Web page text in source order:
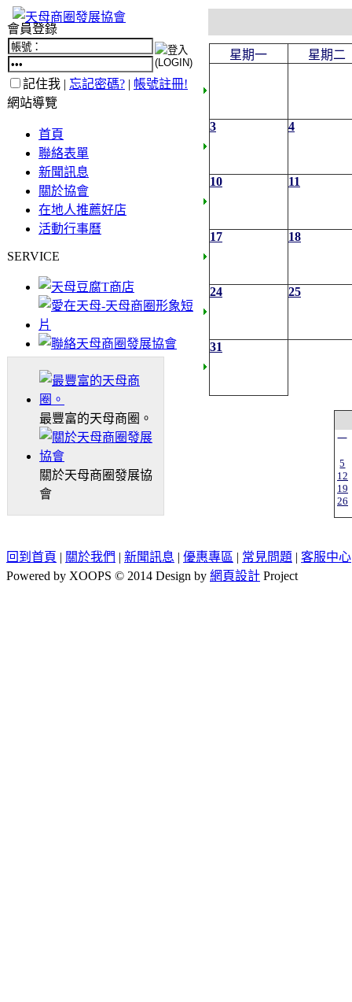
會員登錄
記住我 | 忘記密碼? | 帳號註冊!
網站導覽
首頁
聯絡表單
新聞訊息
關於協會
在地人推薦好店
活動行事曆
SERVICE
最豐富的天母商圈。
關於天母商圈發展協
會
星期一 星期二
3 4
10 11
17 18
24 25
31
一
5
12
19
26
回到首頁 | 關於我們 | 新聞訊息 | 優惠專區 | 常見問題 | 客服中心
Powered by XOOPS © 2014 Design by 網頁設計 Project